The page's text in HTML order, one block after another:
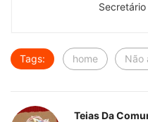
Tags: home Não
Teias Da